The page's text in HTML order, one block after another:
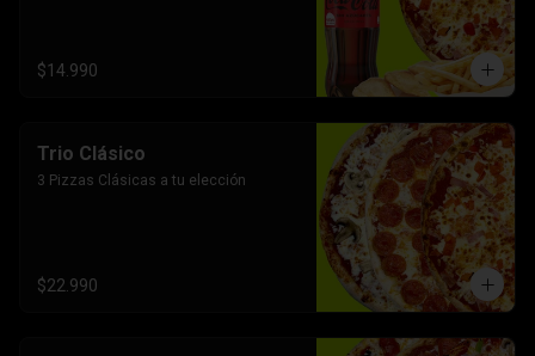
$14.990
Trio Clásico
3 Pizzas Clásicas a tu elección
$22.990